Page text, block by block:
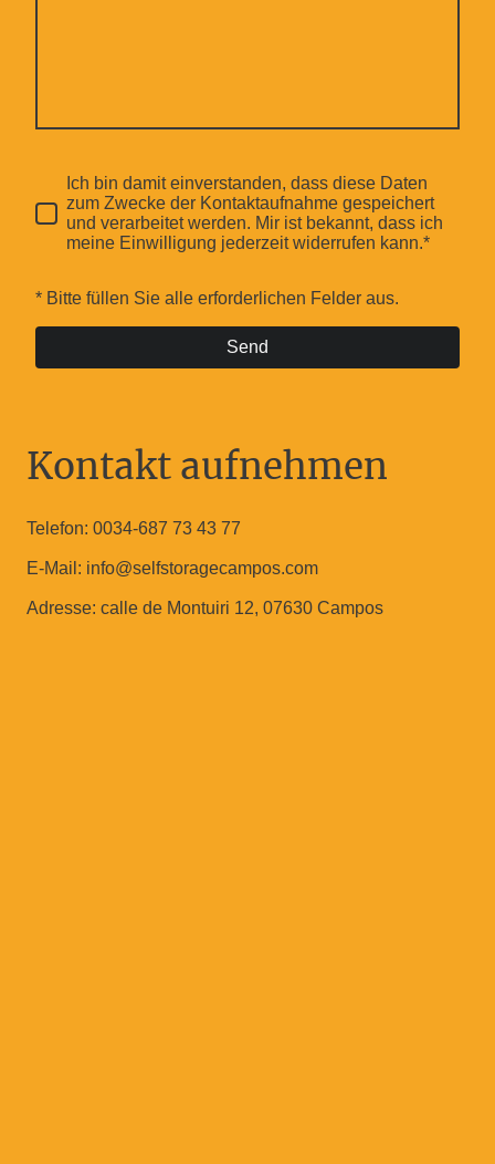
Ich bin damit einverstanden, dass diese Daten
zum Zwecke der Kontaktaufnahme gespeichert
und verarbeitet werden. Mir ist bekannt, dass ich
meine Einwilligung jederzeit widerrufen kann.*
* Bitte füllen Sie alle erforderlichen Felder aus.
Send
Kontakt aufnehmen
Telefon: 0034-687 73 43 77
E-Mail: info@selfstoragecampos.com
Adresse: calle de Montuiri 12, 07630 Campos